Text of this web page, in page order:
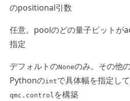
のpositional引数
任意。poolのどの量子ビットが
指定
デフォルトのNoneのみ。その他
Pythonのintで具体幅を指定して
qmc.control を構築